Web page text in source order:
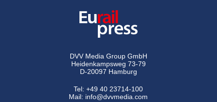
DVV Media Group GmbH
Heidenkampsweg 73-79
D-20097 Hamburg
Tel:+49 40 23714-100
Mail: info@dvvmedia.com